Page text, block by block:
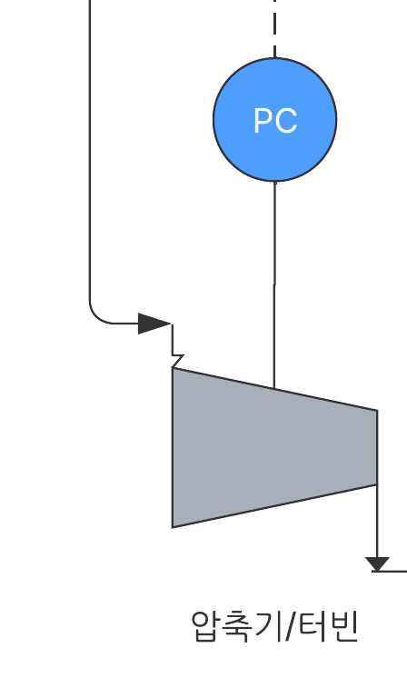
기기 장비 및 제어 또는 자동화 분야에서 사용되는 배관,
이 템플릿을 열고 내용을 추가하여 이 P&ID 기본 템플릿을 사